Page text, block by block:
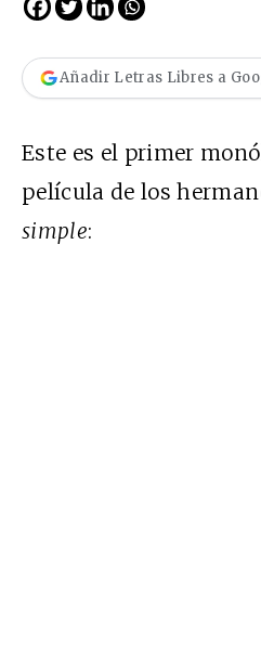
Añadir Letras Libres a
Este es el primer
película de los
simple: